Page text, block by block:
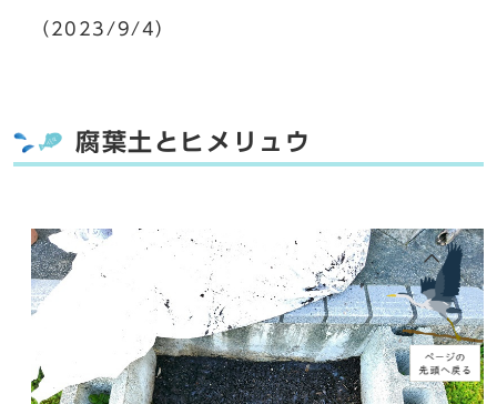
（2023/9/4）
腐葉土とヒメリュウ